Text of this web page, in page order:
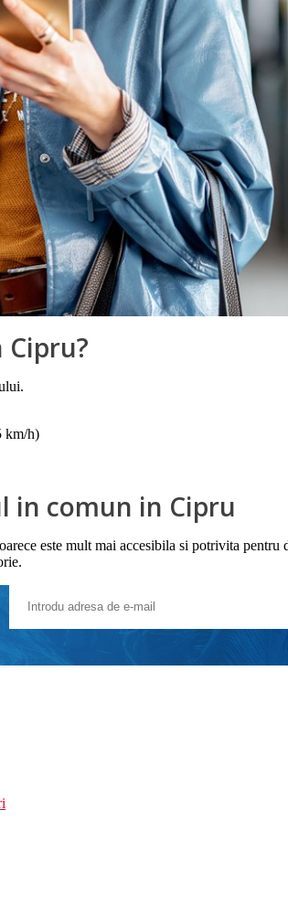
km/h)
in comun in Cipru
este mult mai accesibila si potrivita